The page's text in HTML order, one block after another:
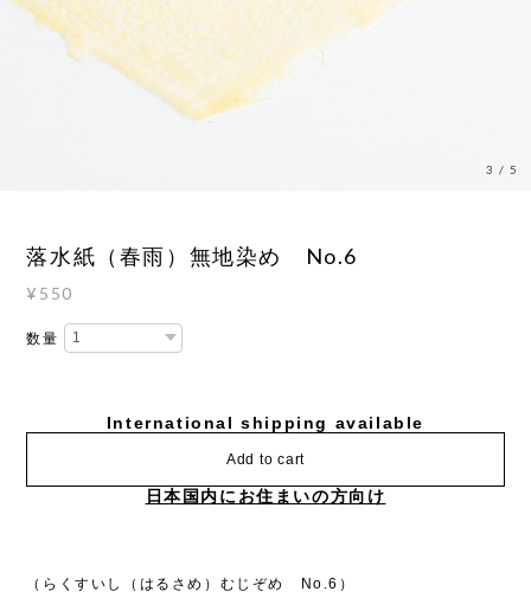
3 /5
落水紙（春雨）無地染め No.6
¥550
数量
International shipping available
Add to cart
日本国内にお住まいの方向け
（らくすいし（はるさめ）むじぞめ No.6）